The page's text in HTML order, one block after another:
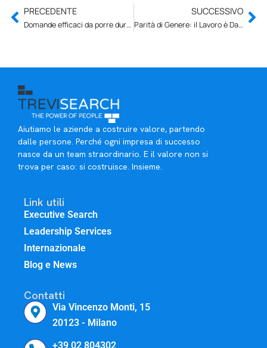
PRECEDENTE
Domande efficaci da porre durante un colloquio di lavoro
SUCCESSIVO
Parità di Genere: il Lavoro è Davvero Cambiato?
Aiutiamo le aziende a costruire valore, partendo
dalle persone. Perché ogni impresa di successo
nasce da un team straordinario. E il valore non si
trova per caso: si costruisce. Insieme.
Link utili
Executive Search
Leadership Services
Internazionale
Blog e News
Contatti
Via Vincenzo Monti, 15
20123 - Milano
+39 02 804302